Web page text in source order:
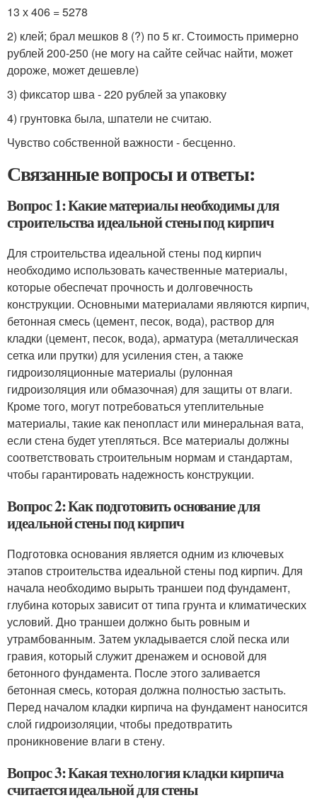
13 х 406 = 5278
2) клей; брал мешков 8 (?) по 5 кг. Стоимость примерно
рублей 200-250 (не могу на сайте сейчас найти, может
дороже, может дешевле)
3) фиксатор шва - 220 рублей за упаковку
4) грунтовка была, шпатели не считаю.
Чувство собственной важности - бесценно.
Связанные вопросы и ответы:
Вопрос 1: Какие материалы необходимы для
строительства идеальной стены под кирпич
Для строительства идеальной стены под кирпич
необходимо использовать качественные материалы,
которые обеспечат прочность и долговечность
конструкции. Основными материалами являются кирпич,
бетонная смесь (цемент, песок, вода), раствор для
кладки (цемент, песок, вода), арматура (металлическая
сетка или прутки) для усиления стен, а также
гидроизоляционные материалы (рулонная
гидроизоляция или обмазочная) для защиты от влаги.
Кроме того, могут потребоваться утеплительные
материалы, такие как пенопласт или минеральная вата,
если стена будет утепляться. Все материалы должны
соответствовать строительным нормам и стандартам,
чтобы гарантировать надежность конструкции.
Вопрос 2: Как подготовить основание для
идеальной стены под кирпич
Подготовка основания является одним из ключевых
этапов строительства идеальной стены под кирпич. Для
начала необходимо вырыть траншеи под фундамент,
глубина которых зависит от типа грунта и климатических
условий. Дно траншеи должно быть ровным и
утрамбованным. Затем укладывается слой песка или
гравия, который служит дренажем и основой для
бетонного фундамента. После этого заливается
бетонная смесь, которая должна полностью застыть.
Перед началом кладки кирпича на фундамент наносится
слой гидроизоляции, чтобы предотвратить
проникновение влаги в стену.
Вопрос 3: Какая технология кладки кирпича
считается идеальной для стены